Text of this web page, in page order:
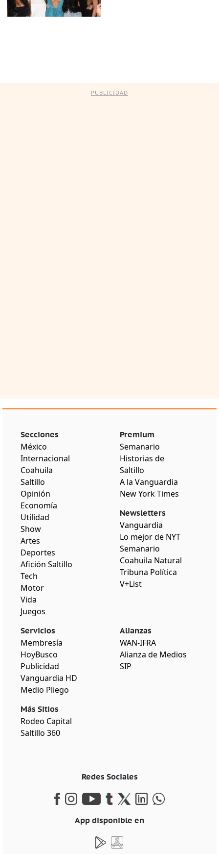
PUBLICIDAD
Secciones
México
Internacional
Coahuila
Saltillo
Opinión
Economía
Utilidad
Show
Artes
Deportes
Afición Saltillo
Tech
Motor
Vida
Juegos
Premium
Semanario
Historias de
Saltillo
A la Vanguardia
New York Times
Newsletters
Vanguardia
Lo mejor de NYT
Semanario
Coahuila Natural
Tribuna Política
V+List
Servicios
Membresía
HoyBusco
Publicidad
Vanguardia HD
Medio Pliego
Más Sitios
Rodeo Capital
Saltillo 360
Alianzas
WAN-IFRA
Alianza de Medios
SIP
Redes Sociales
App disponible en